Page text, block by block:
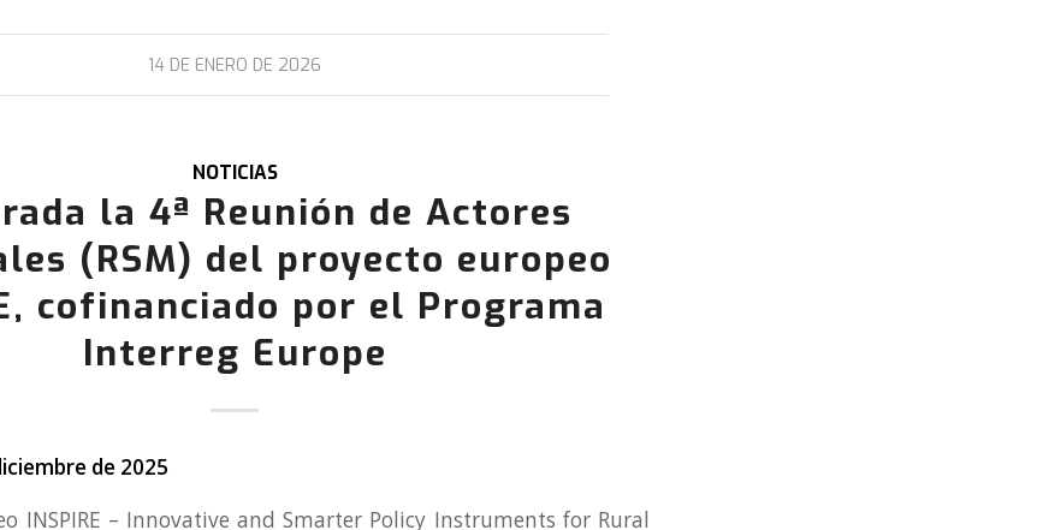
14 DE ENERO DE 2026
NOTICIAS
la 4ª Reunión de Actores
(RSM) del proyecto europeo
cofinanciado por el Programa
Interreg Europe
de 2025
INSPIRE – Innovative and Smarter Policy Instruments for Rural